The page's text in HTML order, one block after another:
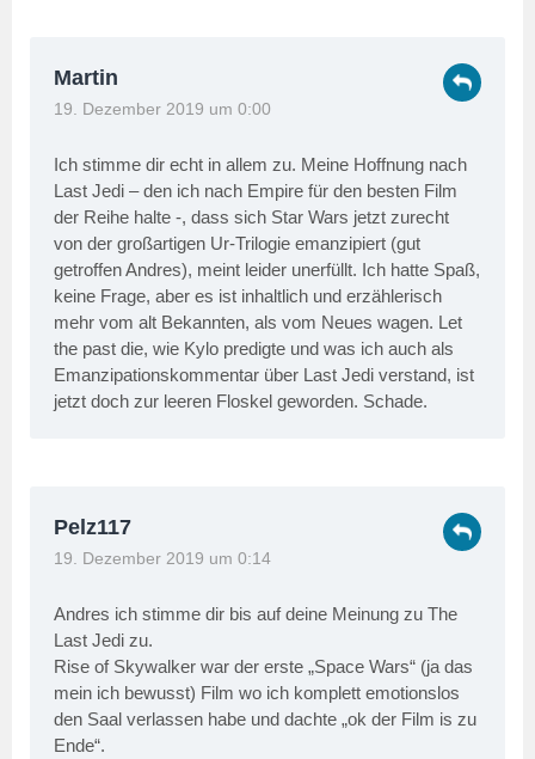
Martin
19. Dezember 2019 um 0:00
Ich stimme dir echt in allem zu. Meine Hoffnung nach
Last Jedi – den ich nach Empire für den besten Film
der Reihe halte -, dass sich Star Wars jetzt zurecht
von der großartigen Ur-Trilogie emanzipiert (gut
getroffen Andres), meint leider unerfüllt. Ich hatte Spaß,
keine Frage, aber es ist inhaltlich und erzählerisch
mehr vom alt Bekannten, als vom Neues wagen. Let
the past die, wie Kylo predigte und was ich auch als
Emanzipationskommentar über Last Jedi verstand, ist
jetzt doch zur leeren Floskel geworden. Schade.
Pelz117
19. Dezember 2019 um 0:14
Andres ich stimme dir bis auf deine Meinung zu The
Last Jedi zu.
Rise of Skywalker war der erste „Space Wars“ (ja das
mein ich bewusst) Film wo ich komplett emotionslos
den Saal verlassen habe und dachte „ok der Film is zu
Ende“.